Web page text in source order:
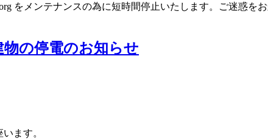
をメンテナンスの為に短時間停止いたします。ご迷惑
の停電のお知らせ
ます。